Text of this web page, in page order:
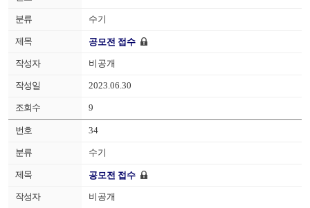
수기
공모전 접수
비공개
2023.06.30
9
34
수기
공모전 접수
비공개